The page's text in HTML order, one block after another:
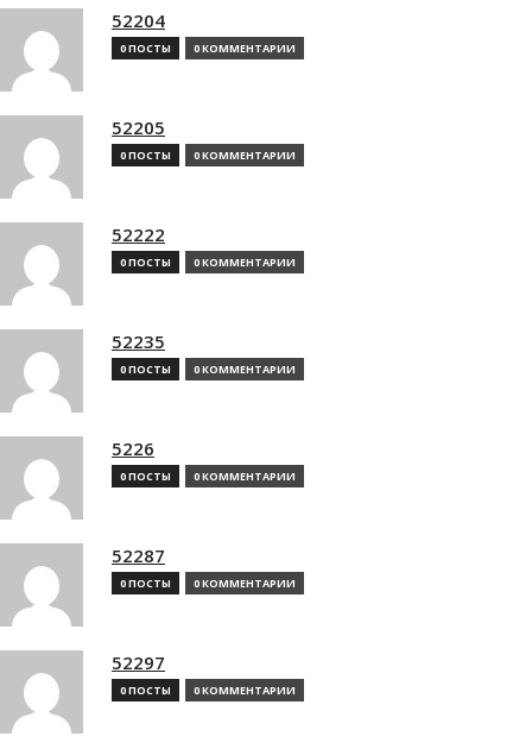
52204
0 ПОСТЫ 0 КОММЕНТАРИИ
52205
0 ПОСТЫ 0 КОММЕНТАРИИ
52222
0 ПОСТЫ 0 КОММЕНТАРИИ
52235
0 ПОСТЫ 0 КОММЕНТАРИИ
5226
0 ПОСТЫ 0 КОММЕНТАРИИ
52287
0 ПОСТЫ 0 КОММЕНТАРИИ
52297
0 ПОСТЫ 0 КОММЕНТАРИИ